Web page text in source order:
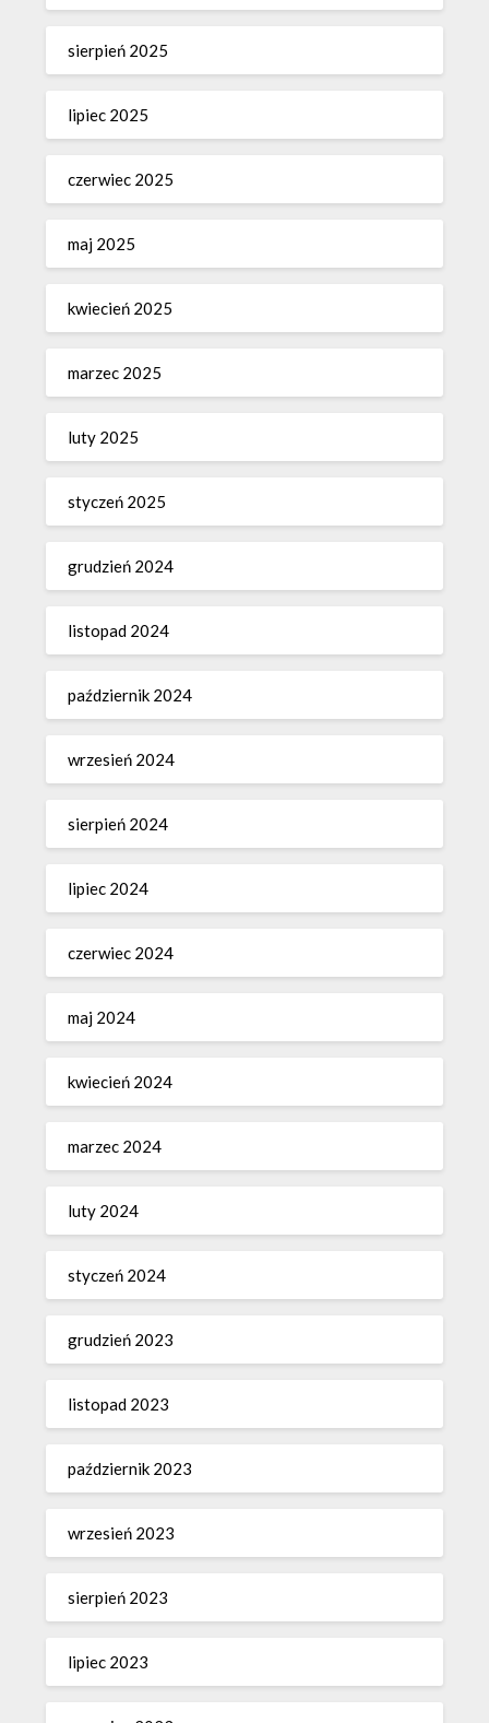
sierpień 2025
lipiec 2025
czerwiec 2025
maj 2025
kwiecień 2025
marzec 2025
luty 2025
styczeń 2025
grudzień 2024
listopad 2024
październik 2024
wrzesień 2024
sierpień 2024
lipiec 2024
czerwiec 2024
maj 2024
kwiecień 2024
marzec 2024
luty 2024
styczeń 2024
grudzień 2023
listopad 2023
październik 2023
wrzesień 2023
sierpień 2023
lipiec 2023